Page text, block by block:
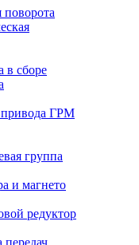
поворота
в сборе
привода ГРМ
группа
и магнето
редуктор